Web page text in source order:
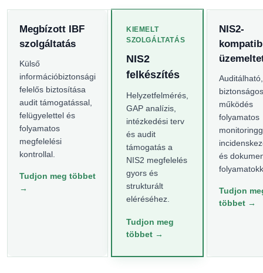
Megbízott IBF
szolgáltatás
Külső
információbiztonsági
felelős biztosítása
audit támogatással,
felügyelettel és
folyamatos
megfelelési
kontrollal.
Tudjon meg többet
→
KIEMELT
SZOLGÁLTATÁS
NIS2
felkészítés
Helyzetfelmérés,
GAP analízis,
intézkedési terv
és audit
támogatás a
NIS2 megfelelés
gyors és
strukturált
eléréséhez.
Tudjon meg
többet →
NIS2-
Auditálható,
működés
folyamatos
és
Tudjon
többet →